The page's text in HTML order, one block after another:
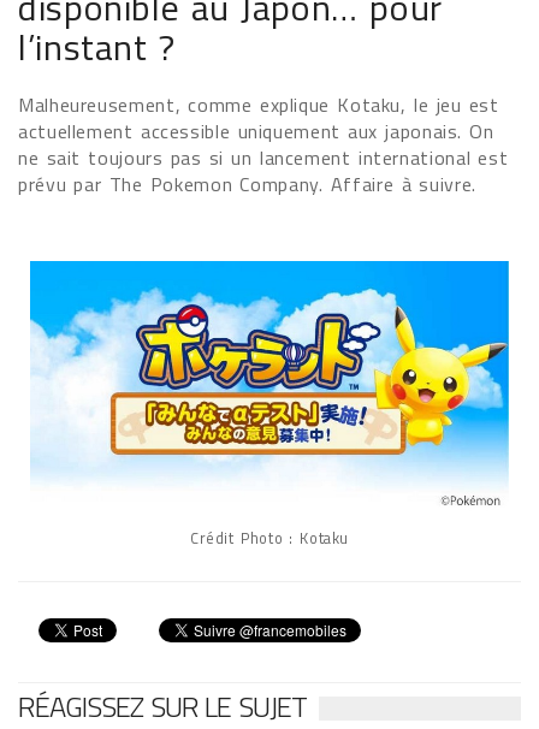
l’instant ?
Malheureusement, comme explique Kotaku, le jeu est
actuellement accessible uniquement aux japonais. On
ne sait toujours pas si un lancement international est
prévu par The Pokemon Company. Affaire à suivre.
Crédit Photo : Kotaku
RÉAGISSEZ SUR LE SUJET